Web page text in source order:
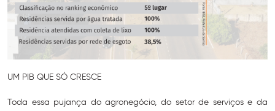
UM PIB QUE SÓ CRESCE
Toda essa pujança do agronegócio, do setor de serviços e da